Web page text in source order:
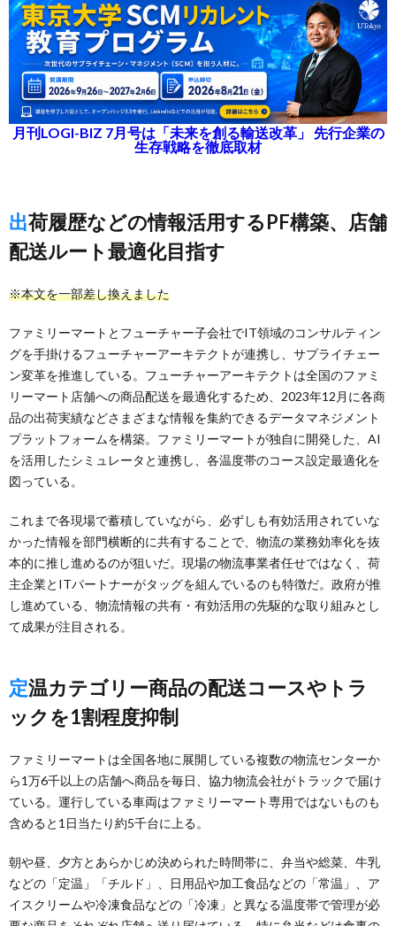
月刊LOGI-BIZ 7月号は「未来を創る輸送改革」 先行企業の
生存戦略を徹底取材
出荷履歴などの情報活用するPF構築、店舗
配送ルート最適化目指す
※本文を一部差し換えました
ファミリーマートとフューチャー子会社でIT領域のコンサルティン
グを手掛けるフューチャーアーキテクトが連携し、サプライチェー
ン変革を推進している。フューチャーアーキテクトは全国のファミ
リーマート店舗への商品配送を最適化するため、2023年12月に各商
品の出荷実績などさまざまな情報を集約できるデータマネジメント
プラットフォームを構築。ファミリーマートが独自に開発した、AI
を活用したシミュレータと連携し、各温度帯のコース設定最適化を
図っている。
これまで各現場で蓄積していながら、必ずしも有効活用されていな
かった情報を部門横断的に共有することで、物流の業務効率化を抜
本的に推し進めるのが狙いだ。現場の物流事業者任せではなく、荷
主企業とITパートナーがタッグを組んでいるのも特徴だ。政府が推
し進めている、物流情報の共有・有効活用の先駆的な取り組みとし
て成果が注目される。
定温カテゴリー商品の配送コースやトラ
ックを1割程度抑制
ファミリーマートは全国各地に展開している複数の物流センターか
ら1万6千以上の店舗へ商品を毎日、協力物流会社がトラックで届け
ている。運行している車両はファミリーマート専用ではないものも
含めると1日当たり約5千台に上る。
朝や昼、夕方とあらかじめ決められた時間帯に、弁当や総菜、牛乳
などの「定温」「チルド」、日用品や加工食品などの「常温」、ア
イスクリームや冷凍食品などの「冷凍」と異なる温度帯で管理が必